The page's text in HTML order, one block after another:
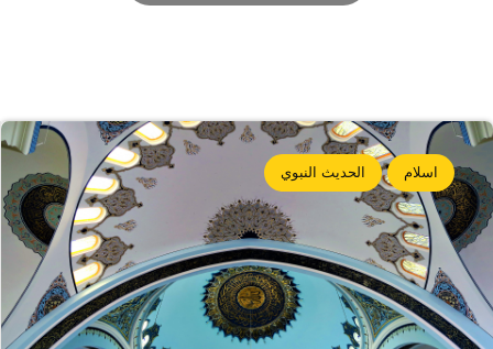
اسلام الحديث النبوي